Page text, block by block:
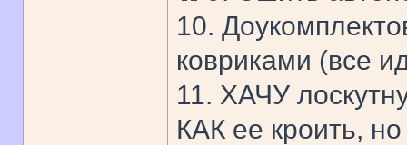
10.
ковриками (все
11. ХАЧУ
КАК ее кроить,